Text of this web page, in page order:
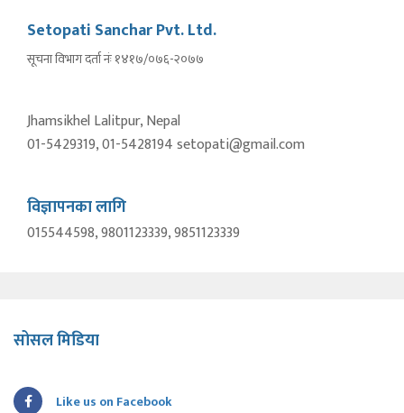
Setopati Sanchar Pvt. Ltd.
सूचना विभाग दर्ता नंः १४१७/०७६-२०७७
Jhamsikhel Lalitpur, Nepal
01-5429319, 01-5428194 setopati@gmail.com
विज्ञापनका लागि
015544598, 9801123339, 9851123339
सोसल मिडिया
Like us on Facebook